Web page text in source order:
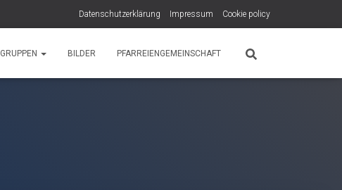
Datenschutzerklärung Impressum Cookie policy
GRUPPEN BILDER PFARREIENGEMEINSCHAFT